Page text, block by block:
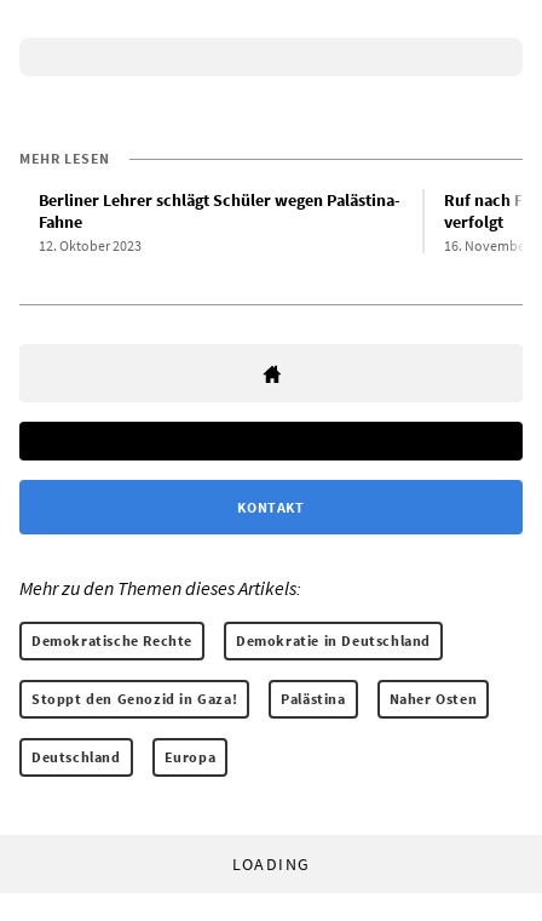
MEHR LESEN
Berliner Lehrer schlägt Schüler wegen Palästina-
Fahne
12. Oktober 2023
Ruf nach
verfolgt
16. November
KONTAKT
Mehr zu den Themen dieses Artikels:
Demokratische Rechte Demokratie in Deutschland
Stoppt den Genozid in Gaza! Palästina Naher Osten
Deutschland Europa
LOADING